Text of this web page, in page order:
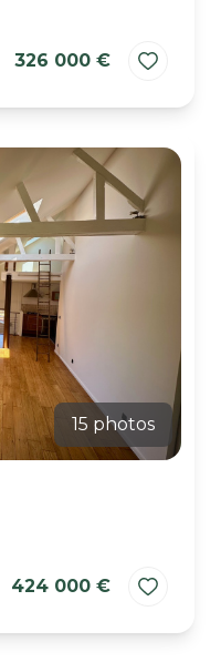
326 000 €
15 photos
424 000 €